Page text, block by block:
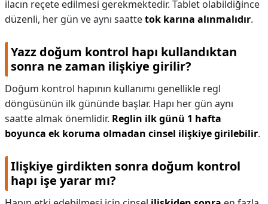
ilacın reçete edilmesi gerekmektedir. Tablet olabildiğince
düzenli, her gün ve aynı saattetok karına alınmalıdır.
Yazz doğum kontrol hapı kullandıktan
sonra ne zaman ilişkiye girilir?
Doğum kontrol hapının kullanımı genellikle regl
döngüsünün ilk gününde başlar. Hapı her gün aynı
saatte almak önemlidir. Reglin ilk günü 1 hafta
boyunca ek koruma olmadan cinsel ilişkiye girilebilir.
Ilişkiye girdikten sonra doğum kontrol
hapı işe yarar mı?